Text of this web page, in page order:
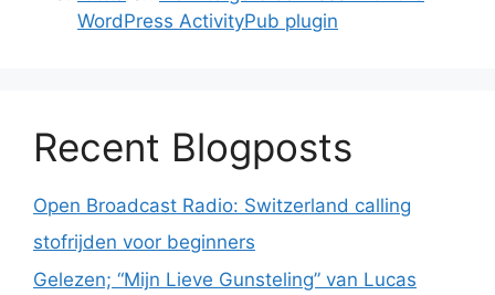
WordPress ActivityPub plugin
Recent Blogposts
Open Broadcast Radio: Switzerland calling
stofrijden voor beginners
Gelezen; “Mijn Lieve Gunsteling” van Lucas